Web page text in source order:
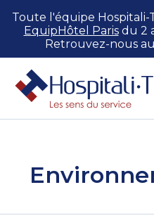
contenu
Toute l'équipe Hospitali-
EquipHôtel Parisdu 2
Retrouvez-nous